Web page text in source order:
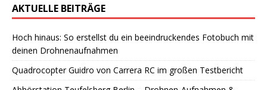
AKTUELLE BEITRÄGE
Hoch hinaus: So erstellst du ein beeindruckendes Fotobuch mit
deinen Drohnenaufnahmen
Quadrocopter Guidro von Carrera RC im großen Testbericht